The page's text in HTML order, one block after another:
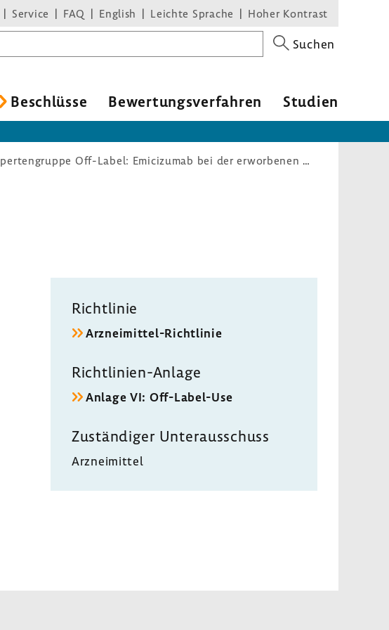
Service FAQ English Leichte Sprache Hoher Kontrast
Suchen
Beschlüsse Bewer­tungs­ver­fahren Studien
Erteilung von Aufträgen an die Expertengruppe Off-Label: Emicizumab bei der erworbenen Hämophilie A
Richt­linie
Arzneimittel-​Richtlinie
Richtlinien-​Anlage
Anlage VI: Off-​Label-Use
Zustän­diger Unter­aus­schuss
Arznei­mittel